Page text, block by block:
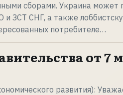
сборами. Украина может
и ЗСТ СНГ, а также
потребителе…
от 7
развития):